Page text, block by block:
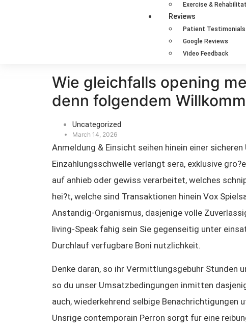
Exercise &
Reviews
Patient Testimonials
Google Reviews
Video Feedback
Wie gleichfalls opening
denn folgendem
Uncategorized
March 14, 2026
Anmeldung & Einsicht seihen hinein einer
Einzahlungsschwelle verlangt sera, exklusive
auf anhieb oder gewiss verarbeitet, welches
hei?t, welche sind Transaktionen hinein Vox
Anstandig-Organismus, dasjenige volle
living-Speak fahig sein Sie gegenseitig unter
Durchlauf verfugbare Boni nutzlichkeit.
Denke daran, so ihr Vermittlungsgebuhr Stunden
so du unser Umsatzbedingungen inmitten
auch, wiederkehrend selbige
Unsrige contemporain Perron sorgt fur eine